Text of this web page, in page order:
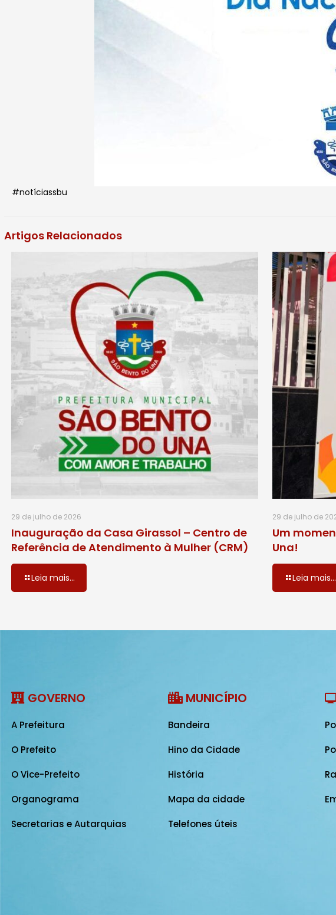
#notíciassbu
Artigos Relacionados
29 de julho de 2026
Inauguração da Casa Girassol – Centro de
Referência de Atendimento à Mulher (CRM)
Leia mais...
29 de julho de
Um
Una!
Leia mais...
GOVERNO
A Prefeitura
O Prefeito
O Vice-Prefeito
Organograma
Secretarias e Autarquias
MUNICÍPIO
Bandeira
Hino da Cidade
História
Mapa da cidade
Telefones úteis